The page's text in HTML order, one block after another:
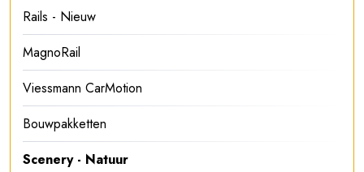
Rails - Nieuw
MagnoRail
Viessmann CarMotion
Bouwpakketten
Scenery - Natuur